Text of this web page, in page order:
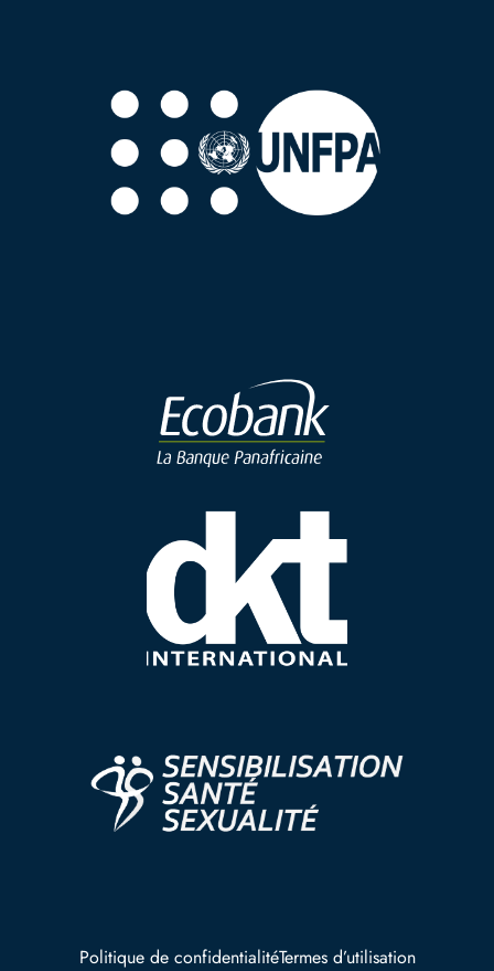
Politique de confidentialitéTermes d’utilisation